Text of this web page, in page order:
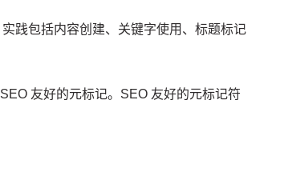
践包括内容创建、关键字使用、标题标记
友好的元标记。 SEO 友好的元标记符